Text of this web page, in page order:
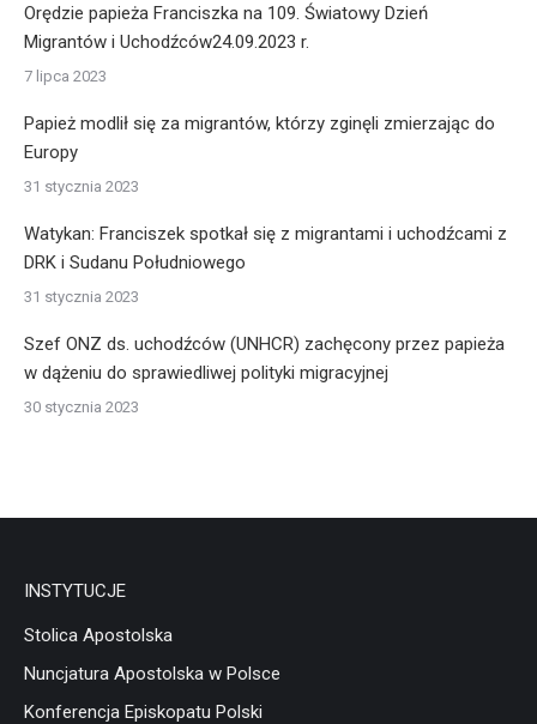
Orędzie papieża Franciszka na 109. Światowy Dzień
Migrantów i Uchodźców24.09.2023 r.
7 lipca 2023
Papież modlił się za migrantów, którzy zginęli zmierzając do
Europy
31 stycznia 2023
Watykan: Franciszek spotkał się z migrantami i uchodźcami z
DRK i Sudanu Południowego
31 stycznia 2023
Szef ONZ ds. uchodźców (UNHCR) zachęcony przez papieża
w dążeniu do sprawiedliwej polityki migracyjnej
30 stycznia 2023
INSTYTUCJE
Stolica Apostolska
Nuncjatura Apostolska w Polsce
Konferencja Episkopatu Polski